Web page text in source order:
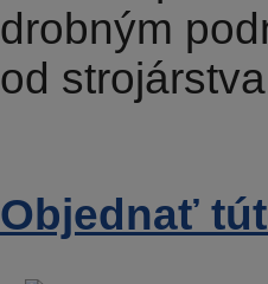
drobným
od
Objednať